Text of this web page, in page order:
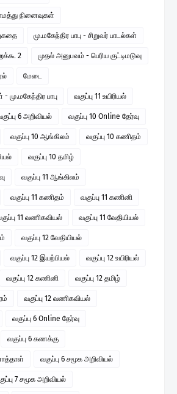
நினைவுகள்
மு.மகேந்திர பாபு - சிறுவர் பாடல்கள்
2 முதல் அனுபவம் - பெரிய குட்டிமடுவு
மேடை
பாபு வகுப்பு 11 உயிரியல்
6 அறிவியல் வகுப்பு 10 Online தேர்வு
வகுப்பு 10 ஆங்கிலம் வகுப்பு 10 கணிதம்
வகுப்பு 10 தமிழ்
வகுப்பு 11 ஆங்கிலம்
வகுப்பு 11 கணிதம் வகுப்பு 11 கணினி
11 வணிகவியல் வகுப்பு 11 வேதியியல்
வகுப்பு 12 வேதியியல்
வகுப்பு 12 இயற்பியல் வகுப்பு 12 உயிரியல்
வகுப்பு 12 கணினி வகுப்பு 12 தமிழ்
வகுப்பு 12 வணிகவியல்
வகுப்பு 6 Online தேர்வு
வகுப்பு 6 கணக்கு
வகுப்பு 6 சமூக அறிவியல்
7 சமூக அறிவியல்